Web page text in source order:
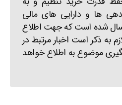
ها و دارایی های مالی
شده است که جهت اطلاع
به ذکر است اخبار مرتبط در
موضوع به اطلاع خواهد